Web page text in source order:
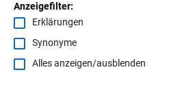
Anzeigefilter:
Erklärungen
Synonyme
Alles anzeigen/ausblenden